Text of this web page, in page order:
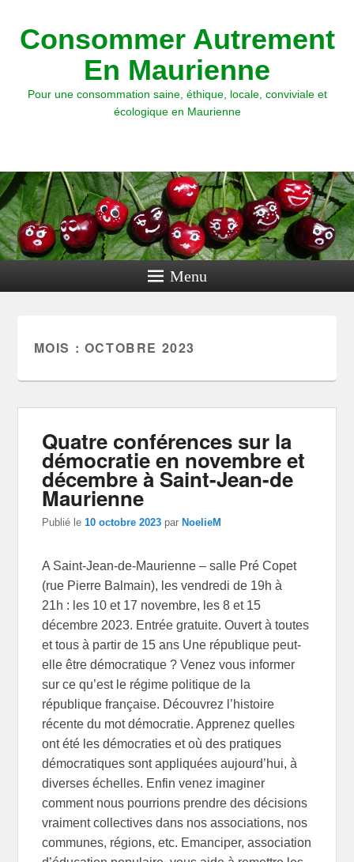
Consommer Autrement
En Maurienne
Pour une consommation saine, éthique, locale, conviviale et
écologique en Maurienne
Menu
MOIS : OCTOBRE 2023
Quatre conférences sur la
démocratie en novembre et
décembre à Saint-Jean-de
Maurienne
Publié le10 octobre 2023 par NoelieM
A Saint-Jean-de-Maurienne – salle Pré Copet
(rue Pierre Balmain), les vendredi de 19h à
21h : les 10 et 17 novembre, les 8 et 15
décembre 2023. Entrée gratuite. Ouvert à toutes
et tous à partir de 15 ans Une république peut-
elle être démocratique ? Venez vous informer
sur ce qu’est le régime politique de la
république française. Découvrez l’histoire
récente du mot démocratie. Apprenez quelles
ont été les démocraties et où des pratiques
démocratiques sont appliquées aujourd’hui, à
diverses échelles. Enfin venez imaginer
comment nous pourrions prendre des décisions
vraiment collectives dans nos associations, nos
communes, régions, etc. Emanciper, association